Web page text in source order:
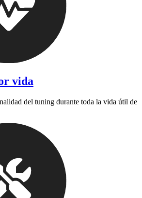
vida
del tuning durante toda la vida útil de